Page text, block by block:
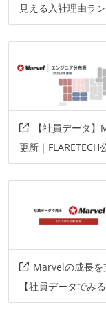
見える入社理由ラ
【社員データ
更新｜FLARETECH
Marvelの成長を
【社員データでみ